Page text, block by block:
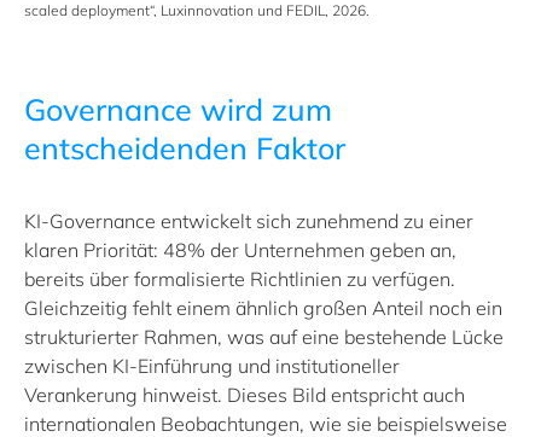
scaled deployment“, Luxinnovation und FEDIL, 2026.
Governance wird zum
entscheidenden Faktor
KI‑Governance entwickelt sich zunehmend zu einer
klaren Priorität: 48% der Unternehmen geben an,
bereits über formalisierte Richtlinien zu verfügen.
Gleichzeitig fehlt einem ähnlich großen Anteil noch ein
strukturierter Rahmen, was auf eine bestehende Lücke
zwischen KI‑Einführung und institutioneller
Verankerung hinweist. Dieses Bild entspricht auch
internationalen Beobachtungen, wie sie beispielsweise